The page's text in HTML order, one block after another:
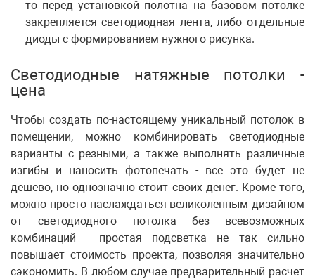
то перед установкой полотна на базовом потолке
закрепляется светодиодная лента, либо отдельные
диоды с формированием нужного рисунка.
Светодиодные натяжные потолки -
цена
Чтобы создать по-настоящему уникальный потолок в
помещении, можно комбинировать светодиодные
варианты с резными, а также выполнять различные
изгибы и наносить фотопечать - все это будет не
дешево, но однозначно стоит своих денег. Кроме того,
можно просто наслаждаться великолепным дизайном
от светодиодного потолка без всевозможных
комбинаций - простая подсветка не так сильно
повышает стоимость проекта, позволяя значительно
сэкономить. В любом случае предварительный расчет